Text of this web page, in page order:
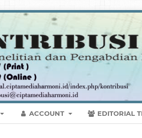
ACCOUNT EDITORIAL